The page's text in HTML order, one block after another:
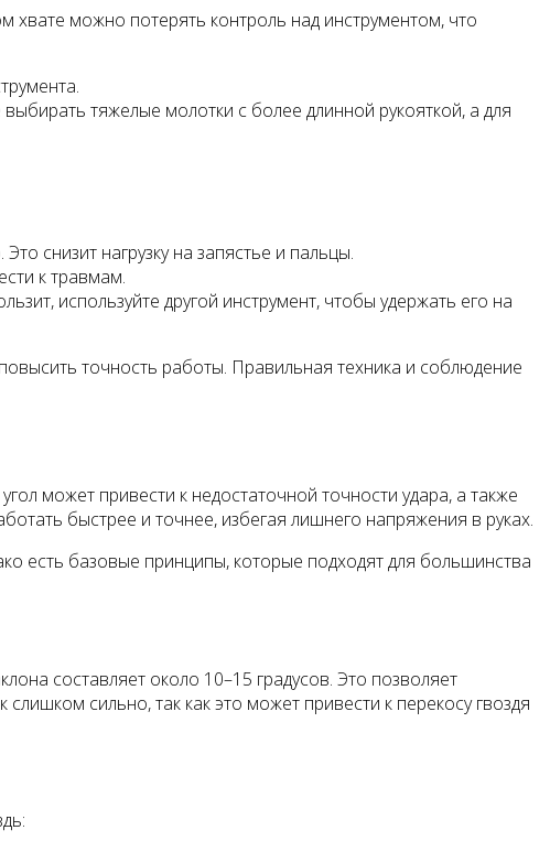
можно потерять контроль над инструментом, что
тяжелые молотки с более длинной рукояткой, а для
снизит нагрузку на запястье и пальцы.
к травмам.
используйте другой инструмент, чтобы удержать его на
точность работы. Правильная техника и соблюдение
может привести к недостаточной точности удара, а также
быстрее и точнее, избегая лишнего напряжения в руках.
есть базовые принципы, которые подходят для большинства
составляет около 10–15 градусов. Это позволяет
сильно, так как это может привести к перекосу гвоздя